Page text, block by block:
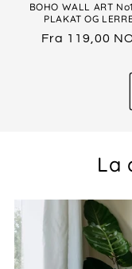
BOHO WALL ART
PLAKAT OG
Vanlig
Fra 119,00
La